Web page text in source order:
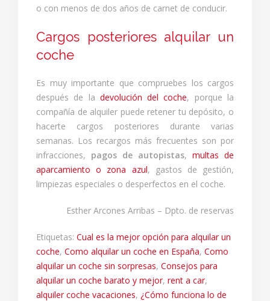
o con menos de dos años de carnet de conducir.
Cargos posteriores alquilar un
coche
Es muy importante que compruebes los cargos
después de la devolución del coche, porque la
compañía de alquiler puede retener tu depósito, o
hacerte cargos posteriores durante varias
semanas. Los recargos más frecuentes son por
infracciones, pagos de autopistas, multas de
aparcamiento o zona azul, gastos de gestión,
limpiezas especiales o desperfectos en el coche.
Esther Arcones Arribas – Dpto. de reservas
Etiquetas: Cual es la mejor opción para alquilar un
coche, Como alquilar un coche en España, Como
alquilar un coche sin sorpresas, Consejos para
alquilar un coche barato y mejor, rent a car,
alquiler coche vacaciones, ¿Cómo funciona lo de